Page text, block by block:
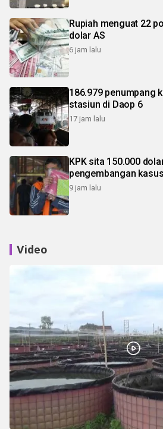
Rupiah menguat 22
dolar AS
6 jam lalu
186.979 penumpang
stasiun di Daop 6
17 jam lalu
KPK sita 150.000
pengembangan
9 jam lalu
Video